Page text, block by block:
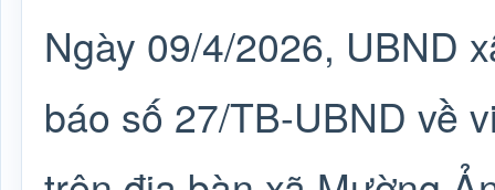
Ngày 09/4/2026, UBND
báo số 27/TB-UBND về